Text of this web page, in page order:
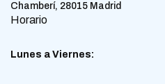
Chamberí, 28015 Madrid
Horario
Lunes a Viernes: